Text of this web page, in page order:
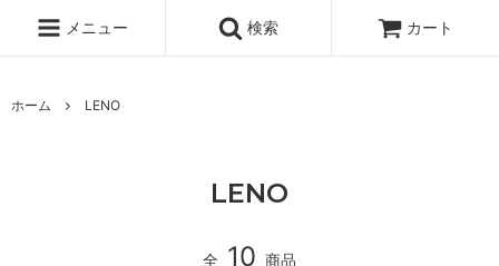
メニュー 検索 カート
ホーム LENO
LENO
全 10 商品